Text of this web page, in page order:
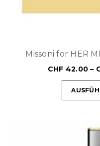
Missoni for HER
CHF 42.00 –